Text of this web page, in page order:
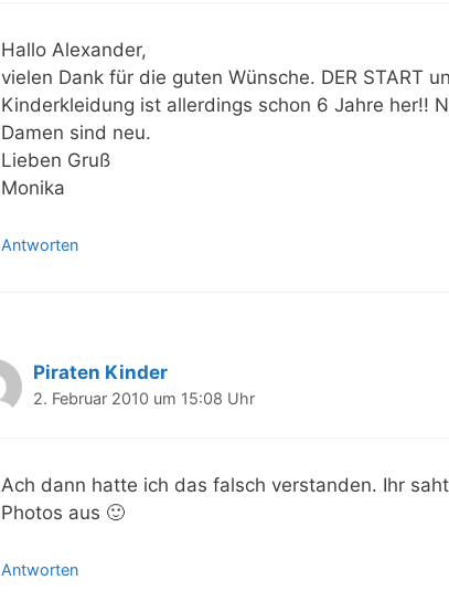
Hallo Alexander,
vielen Dank für die guten Wünsche. DER START
Kinderkleidung ist allerdings schon 6 Jahre her!!
Damen sind neu.
Lieben Gruß
Monika
Antworten
Piraten Kinder
2. Februar 2010 um 15:08 Uhr
Ach dann hatte ich das falsch verstanden. Ihr
Photos aus 🙂
Antworten